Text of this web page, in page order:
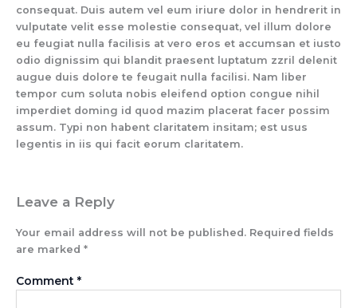
consequat. Duis autem vel eum iriure dolor in hendrerit in
vulputate velit esse molestie consequat, vel illum dolore
eu feugiat nulla facilisis at vero eros et accumsan et iusto
odio dignissim qui blandit praesent luptatum zzril delenit
augue duis dolore te feugait nulla facilisi. Nam liber
tempor cum soluta nobis eleifend option congue nihil
imperdiet doming id quod mazim placerat facer possim
assum. Typi non habent claritatem insitam; est usus
legentis in iis qui facit eorum claritatem.
Leave a Reply
Your email address will not be published. Required fields
are marked *
Comment *